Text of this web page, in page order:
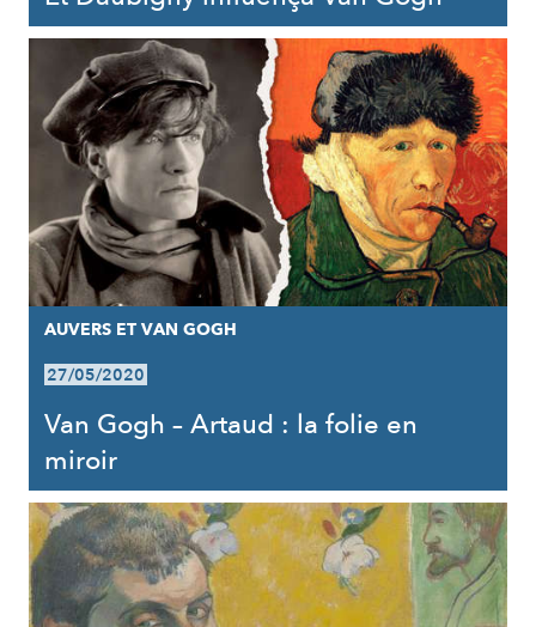
AUVERS ET VAN GOGH
27/05/2020
Van Gogh – Artaud : la folie en
miroir